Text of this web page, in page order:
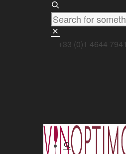
+33 (0)1 4644 7941